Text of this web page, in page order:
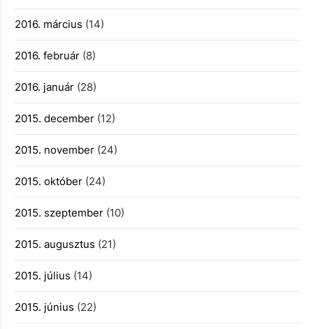
2016. március (14)
2016. február (8)
2016. január (28)
2015. december (12)
2015. november (24)
2015. október (24)
2015. szeptember (10)
2015. augusztus (21)
2015. július (14)
2015. június (22)